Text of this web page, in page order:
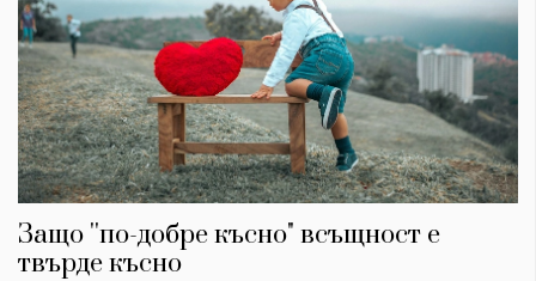
Защо ''по-добре късно" всъщност е
твърде късно